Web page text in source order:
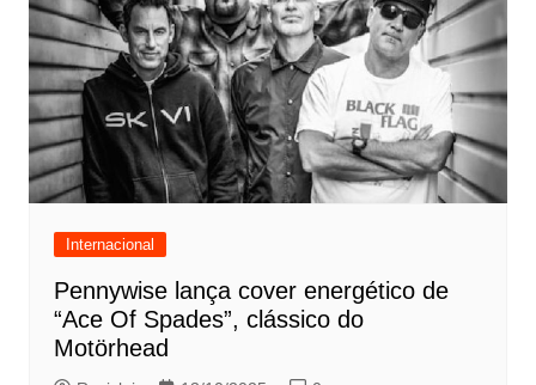
Internacional
Pennywise lança cover energético de
“Ace Of Spades”, clássico do
Motörhead